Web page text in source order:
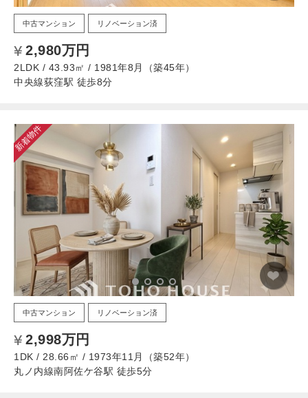
中古マンション リノベーション済
2,980万円
2LDK / 43.93㎡ / 1981年8月（築45年）
中央線荻窪駅 徒歩8分
新着物件
中古マンション リノベーション済
2,998万円
1DK / 28.66㎡ / 1973年11月（築52年）
丸ノ内線南阿佐ケ谷駅 徒歩5分